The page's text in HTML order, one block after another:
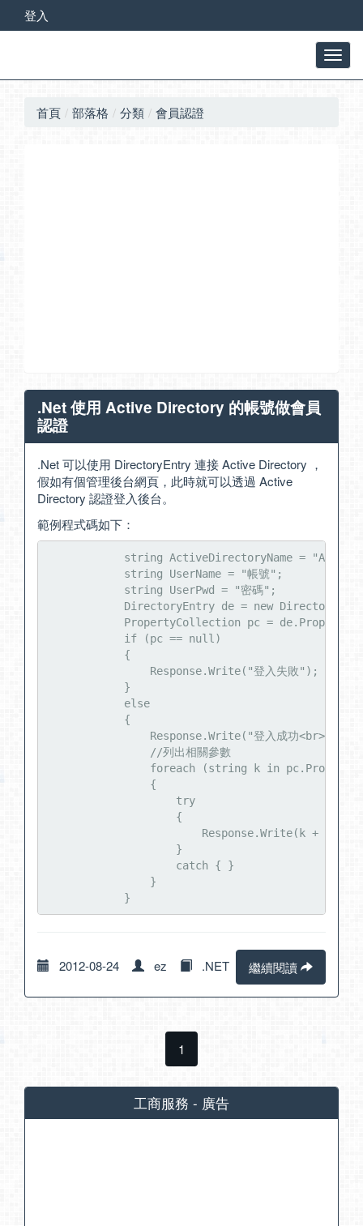
登入
首頁 部落格 分類 會員認證
.Net 使用 Active Directory 的帳號做會員
認證
.Net 可以使用 DirectoryEntry 連接 Active Directory ，
假如有個管理後台網頁，此時就可以透過 Active
Directory 認證登入後台。
範例程式碼如下：
string ActiveDirectoryName = "AD網址
            string UserName = "帳號";
            string UserPwd = "密碼";
DirectoryEntry de = new
PropertyCollection pc =
            if (pc == null)
            {
                Response.Write("登入失敗");
            }
            else
            {
Response.Write("登入成功
                //列出相關參數
foreach (string k in
                {
                    try
                    {
Response.Write(k + " = "
                    }
                    catch { }
                }
            }
2012-08-24 ez .NET 繼續閱讀
1
工商服務 - 廣告